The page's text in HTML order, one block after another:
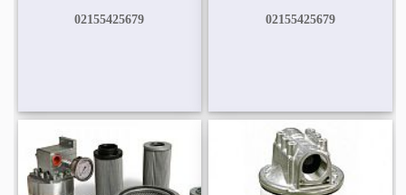
02155425679
02155425679